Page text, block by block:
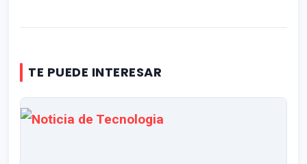
TE PUEDE INTERESAR